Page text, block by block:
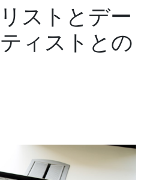
ストとデー
ィストとの